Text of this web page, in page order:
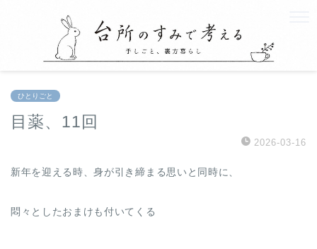
ひとりごと
目薬、11回
2026-03-16
新年を迎える時、身が引き締まる思いと同時に、
悶々としたおまけも付いてくる